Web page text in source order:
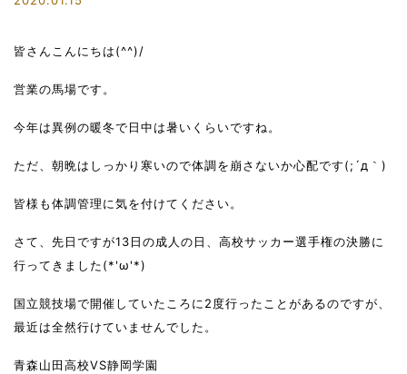
皆さんこんにちは(^^)/
営業の馬場です。
今年は異例の暖冬で日中は暑いくらいですね。
ただ、朝晩はしっかり寒いので体調を崩さないか心配です(;´д｀)
皆様も体調管理に気を付けてください。
さて、先日ですが13日の成人の日、高校サッカー選手権の決勝に
行ってきました(*'ω'*)
国立競技場で開催していたころに2度行ったことがあるのですが、
最近は全然行けていませんでした。
青森山田高校VS静岡学園